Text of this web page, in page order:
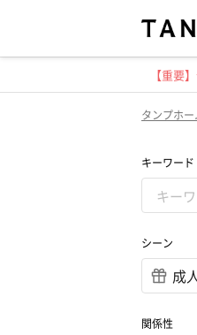
【重要
タンプホー
キーワード
シーン
関係性